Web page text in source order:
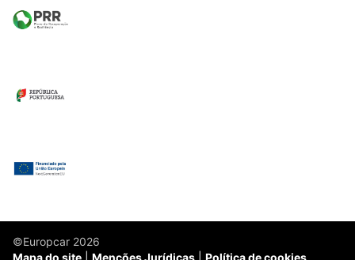
©Europcar 2026